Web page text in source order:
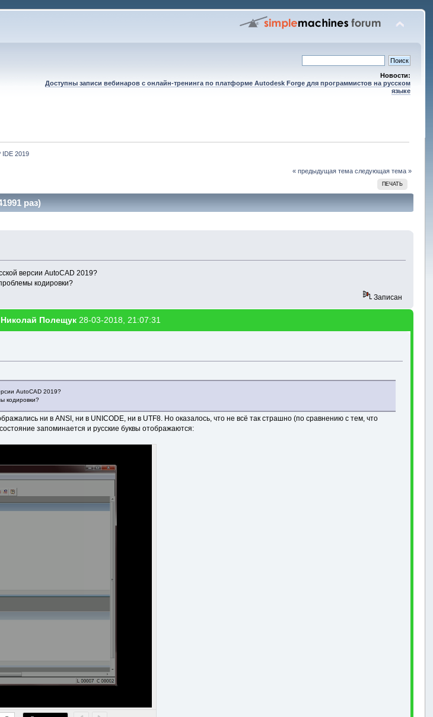
Новости:
Доступны записи вебинаров с онлайн-тренинга по платформе Autodesk Forge для программистов на русском
языке
IDE 2019
« предыдущая тема следующая тема »
ПЕЧАТЬ
раз)
версии AutoCAD 2019?
кодировки?
Записан
Николай Полещук 28-03-2018, 21:07:31
AutoCAD 2019?
кодировки?
ни в ANSI, ни в UNICODE, ни в UTF8. Но оказалось, что не всё так страшно (по сравнению с тем, что
запоминается и русские буквы отображаются: